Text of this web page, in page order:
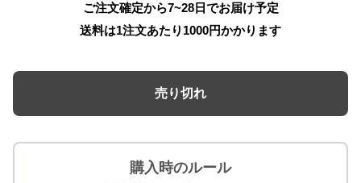
ご注文確定から7~28日でお届け予定
送料は1注文あたり 1000円かかります
売り切れ
購入時のルール